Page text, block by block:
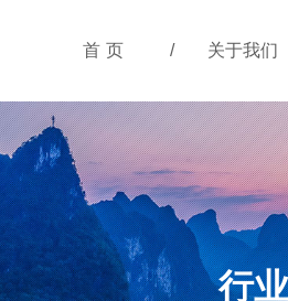
首页 / 关于我们
行